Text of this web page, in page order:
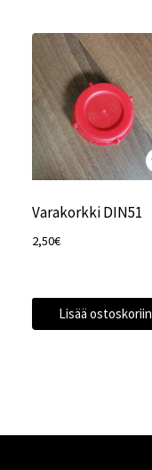
Varakorkki DIN51
2,50€
Lisää ostoskoriin